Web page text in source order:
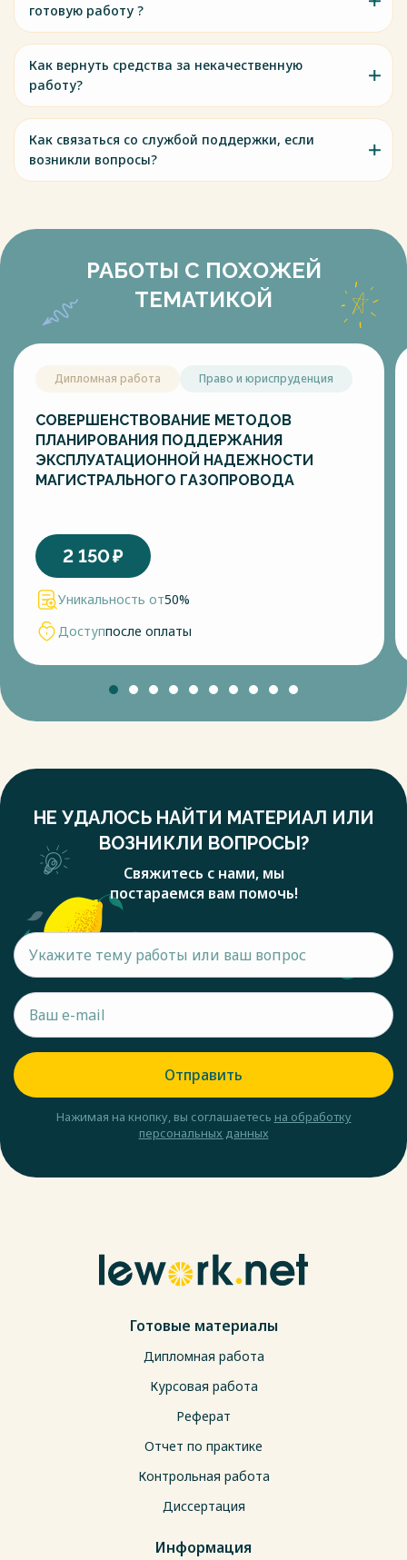
готовую работу ?
Как вернуть средства за некачественную
работу?
Как связаться со службой поддержки, если
возникли вопросы?
РАБОТЫ С ПОХОЖЕЙ
ТЕМАТИКОЙ
Дипломная работа Право и юриспруденция
СОВЕРШЕНСТВОВАНИЕ МЕТОДОВ
ПЛАНИРОВАНИЯ ПОДДЕРЖАНИЯ
ЭКСПЛУАТАЦИОННОЙ НАДЕЖНОСТИ
МАГИСТРАЛЬНОГО ГАЗОПРОВОДА
2 150₽
Уникальность от50%
Доступпосле оплаты
НЕ УДАЛОСЬ НАЙТИ МАТЕРИАЛ ИЛИ
ВОЗНИКЛИ ВОПРОСЫ?
Свяжитесь с нами, мы
постараемся вам помочь!
Отправить
Нажимая на кнопку, вы соглашаетесь на обработку
персональных данных
Готовые материалы
Дипломная работа
Курсовая работа
Реферат
Отчет по практике
Контрольная работа
Диссертация
Информация